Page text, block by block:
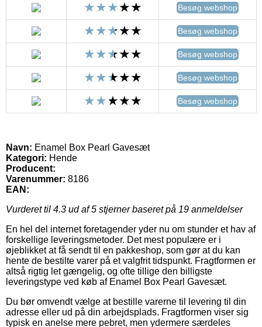
Besøg webshop
Besøg webshop
Besøg webshop
Besøg webshop
Besøg webshop
Navn: Enamel Box Pearl Gavesæt
Kategori: Hende
Producent:
Varenummer: 8186
EAN:
Vurderet til 4.3 ud af 5 stjerner baseret på 19 anmeldelser
En hel del internet foretagender yder nu om stunder et hav af
forskellige leveringsmetoder. Det mest populære er i
øjeblikket at få sendt til en pakkeshop, som gør at du kan
hente de bestilte varer på et valgfrit tidspunkt. Fragtformen er
altså rigtig let gængelig, og ofte tillige den billigste
leveringstype ved køb af Enamel Box Pearl Gavesæt.
Du bør omvendt vælge at bestille varerne til levering til din
adresse eller ud på din arbejdsplads. Fragtformen viser sig
typisk en anelse mere pebret, men ydermere særdeles